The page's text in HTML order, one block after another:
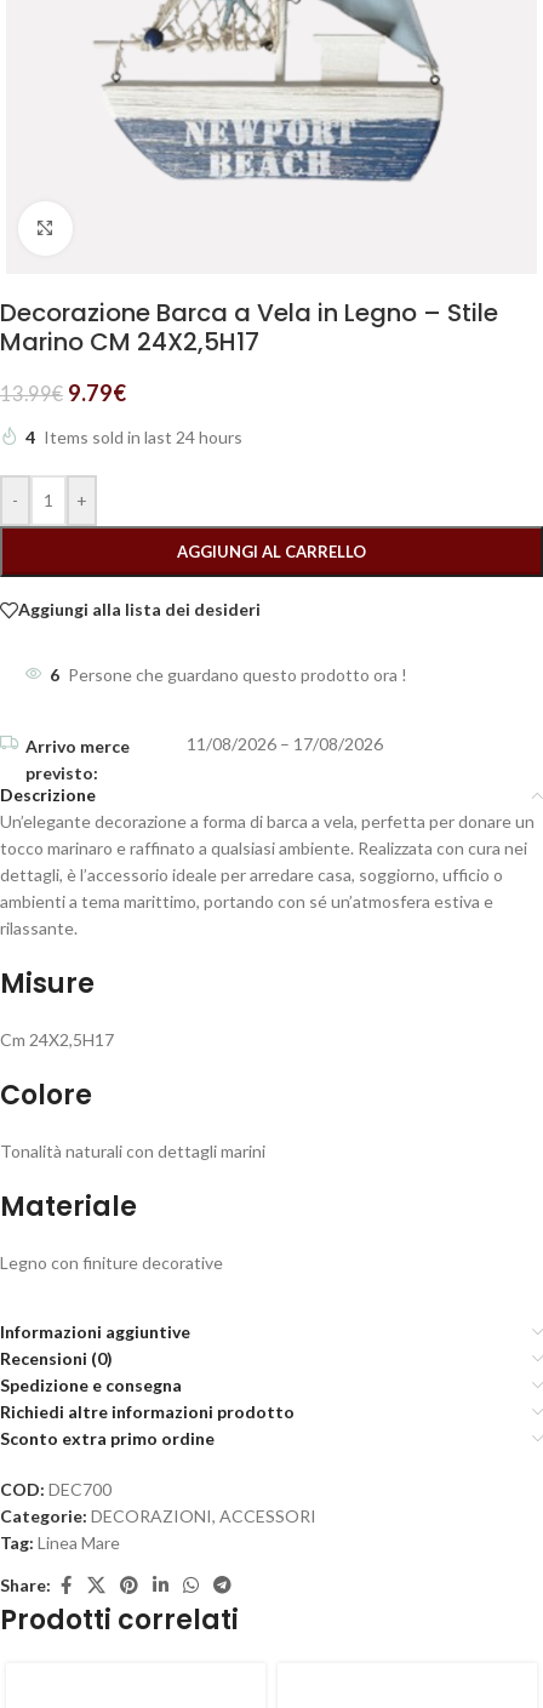
Decorazione Barca a Vela in Legno – Stile
Marino CM 24X2,5H17
13.99€ 9.79€
4 Items sold in last 24 hours
- +
AGGIUNGI AL CARRELLO
Aggiungi alla lista dei desideri
6 Persone che guardano questo prodotto ora !
11/08/2026 – 17/08/2026
Descrizione
Un’elegante decorazione a forma di barca a vela, perfetta per donare un
tocco marinaro e raffinato a qualsiasi ambiente. Realizzata con cura nei
dettagli, è l’accessorio ideale per arredare casa, soggiorno, ufficio o
ambienti a tema marittimo, portando con sé un’atmosfera estiva e
rilassante.
Misure
Cm 24X2,5H17
Colore
Tonalità naturali con dettagli marini
Materiale
Legno con finiture decorative
Informazioni aggiuntive
Recensioni (0)
Spedizione e consegna
Richiedi altre informazioni prodotto
Sconto extra primo ordine
COD: DEC700
Categorie: DECORAZIONI, ACCESSORI
Tag: Linea Mare
Share:
Prodotti correlati